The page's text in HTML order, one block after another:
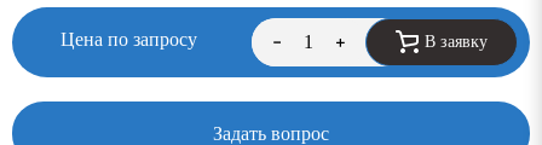
Цена по запросу В заявку
Задать вопрос